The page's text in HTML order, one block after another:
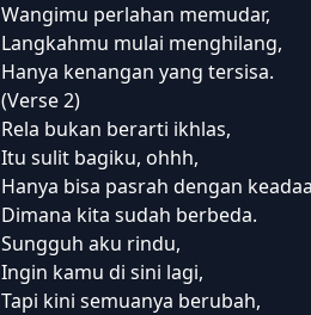
Wangimu perlahan memudar,
Langkahmu mulai menghilang,
Hanya kenangan yang tersisa.
(Verse 2)
Rela bukan berarti ikhlas,
Itu sulit bagiku, ohhh,
Hanya bisa pasrah dengan
Dimana kita sudah berbeda.
Sungguh aku rindu,
Ingin kamu di sini lagi,
Tapi kini semuanya berubah,